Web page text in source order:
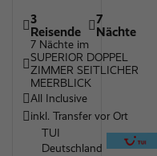
3
Reisende
7
Nächte
7 Nächte im
SUPERIOR DOPPEL
ZIMMER SEITLICHER
MEERBLICK
All Inclusive
inkl. Transfer vor Ort
TUI
Deutschland